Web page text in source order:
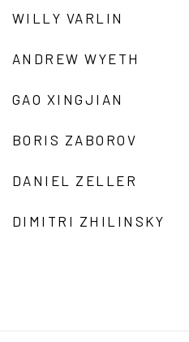
WILLY VARLIN
ANDREW WYETH
GAO XINGJIAN
BORIS ZABOROV
DANIEL ZELLER
DIMITRI ZHILINSKY